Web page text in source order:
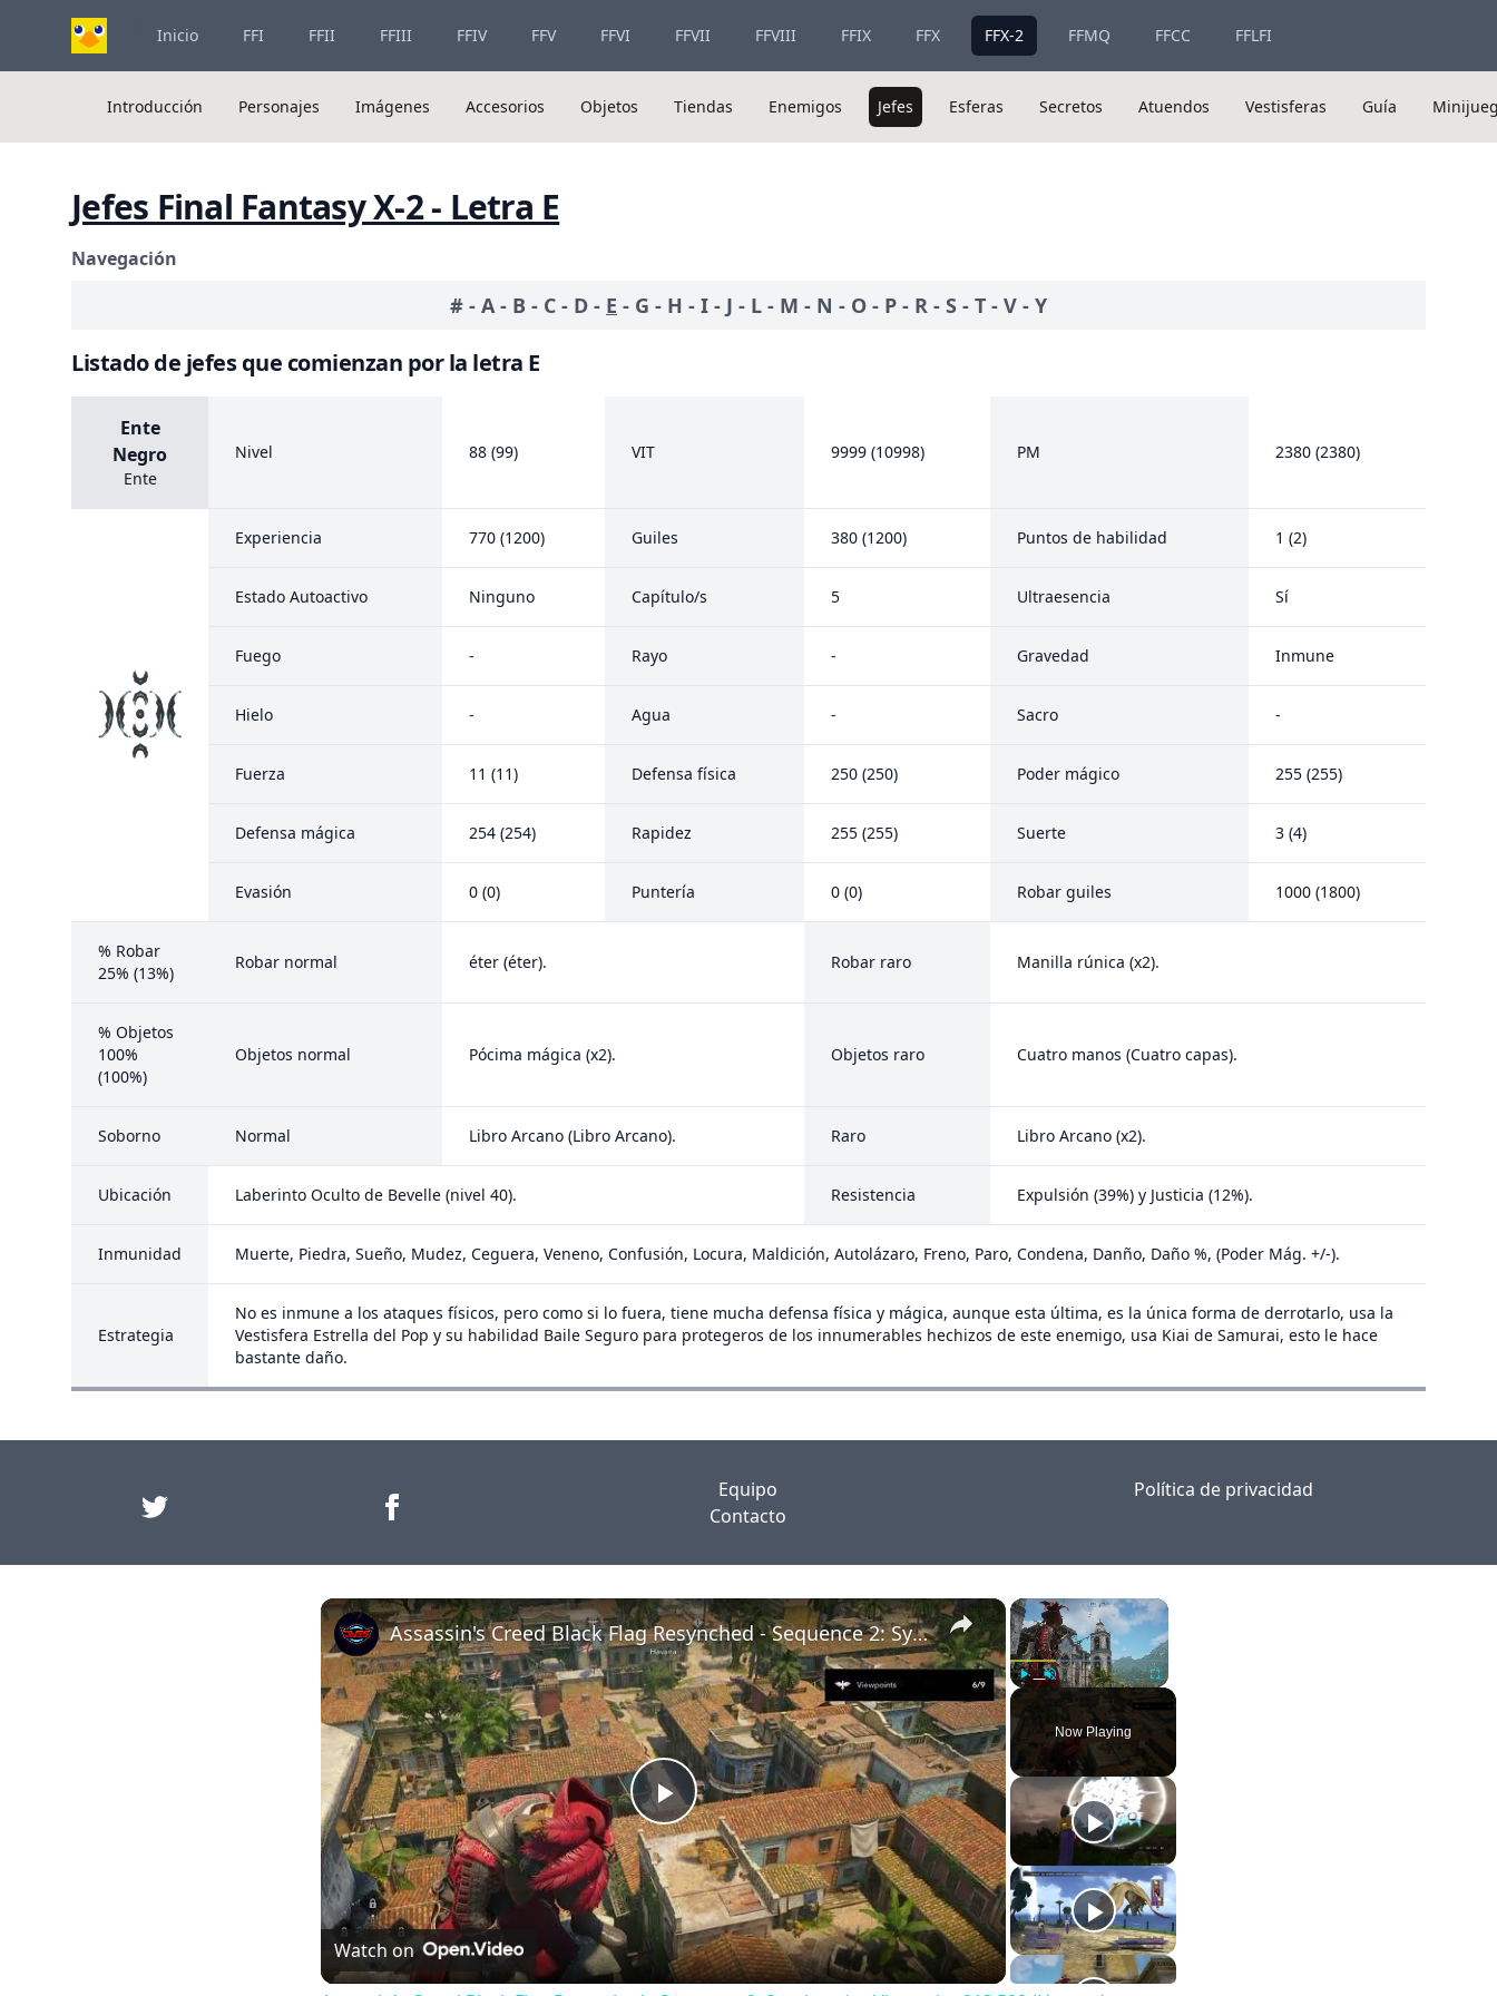
Inicio FFI FFII FFIII FFIV FFV FFVI FFVII FFVIII FFIX FFX FFX-2 FFMQ FFCC FFLFI
Introducción Personajes Imágenes Accesorios Objetos Tiendas Enemigos Jefes Esferas Secretos Atuendos Vestisferas Guía
Jefes Final Fantasy X-2 - Letra E
Navegación
# - A- B - C - D - E - G - H - I - J - L - M - N - O - P - R - S - T - V - Y
Listado de jefes que comienzan por la letra E
Ente
Negro
Ente
Nivel 88 (99) VIT 9999 (10998) PM 2380 (2380)
Experiencia 770 (1200) Guiles 380 (1200) Puntos de habilidad 1 (2)
Estado Autoactivo Ninguno Capítulo/s 5 Ultraesencia Sí
Fuego - Rayo - Gravedad Inmune
Hielo - Agua - Sacro -
Fuerza 11 (11) Defensa física 250 (250) Poder mágico 255 (255)
Defensa mágica 254 (254) Rapidez 255 (255) Suerte 3 (4)
Evasión 0 (0) Puntería 0 (0) Robar guiles 1000 (1800)
% Robar
25% (13%)
Robar normal éter (éter). Robar raro Manilla rúnica (x2).
% Objetos
100%
(100%)
Objetos normal Pócima mágica (x2). Objetos raro Cuatro manos (Cuatro capas).
Soborno Normal Libro Arcano (Libro Arcano). Raro Libro Arcano (x2).
Ubicación Laberinto Oculto de Bevelle (nivel 40). Resistencia Expulsión (39%) y Justicia (12%).
Inmunidad Muerte, Piedra, Sueño, Mudez, Ceguera, Veneno, Confusión, Locura, Maldición, Autolázaro, Freno, Paro, Condena, Danño, Daño %, (Poder Mág. +/-).
Estrategia
No es inmune a los ataques físicos, pero como si lo fuera, tiene mucha defensa física y mágica, aunque esta última, es la única forma de derrotarlo, usa la
Vestisfera Estrella del Pop y su habilidad Baile Seguro para protegeros de los innumerables hechizos de este enemigo, usa Kiai de Samurai, esto le hace
bastante daño.
Equipo
Contacto
Política de privacidad
×
Fullscreen
Now Playing
×
Play
Video
Assassin's Creed Black Flag Resynched - Sequence 2: Synchronize Viewpoint 213,588 (Havana)
Watch on